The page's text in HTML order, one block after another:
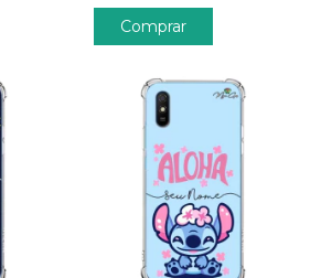
Comprar